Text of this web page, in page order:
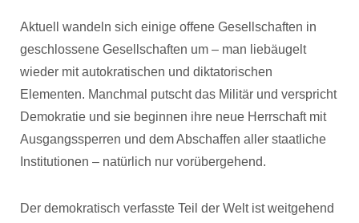
Aktuell wandeln sich einige offene Gesellschaften in
geschlossene Gesellschaften um – man liebäugelt
wieder mit autokratischen und diktatorischen
Elementen. Manchmal putscht das Militär und verspricht
Demokratie und sie beginnen ihre neue Herrschaft mit
Ausgangssperren und dem Abschaffen aller staatliche
Institutionen – natürlich nur vorübergehend.
Der demokratisch verfasste Teil der Welt ist weitgehend